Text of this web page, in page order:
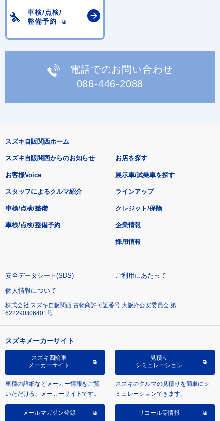
車検/点検/
整備予約
電話でのお問い合わせ
086-446-2088
スズキ自販関西ホーム
スズキ自販関西からのお知らせ
お客様Voice
スタッフによるクルマ紹介
お店を探す
展示車/試乗車を探す
ラインアップ
車検/点検/整備 クレジット/保険
車検/点検/整備予約 企業情報
採用情報
安全データシート(SDS)
ご利用にあたって
個人情報について
株式会社 スズキ自販関西 古物商許可証番号 大阪府公安委員会 第
622290806401号
スズキメーカーサイト
スズキ四輪車
メーカーサイト
車種の詳細などメーカー情報をご覧
いただける、メーカーサイトです。
見積り
シミュレーション
スズキのクルマの見積りを簡単にシ
ミュレーションできます。
メールマガジン登録 リコール等情報